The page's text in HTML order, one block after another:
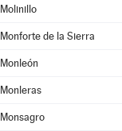
Molinillo
Monforte de la Sierra
Monleón
Monleras
Monsagro